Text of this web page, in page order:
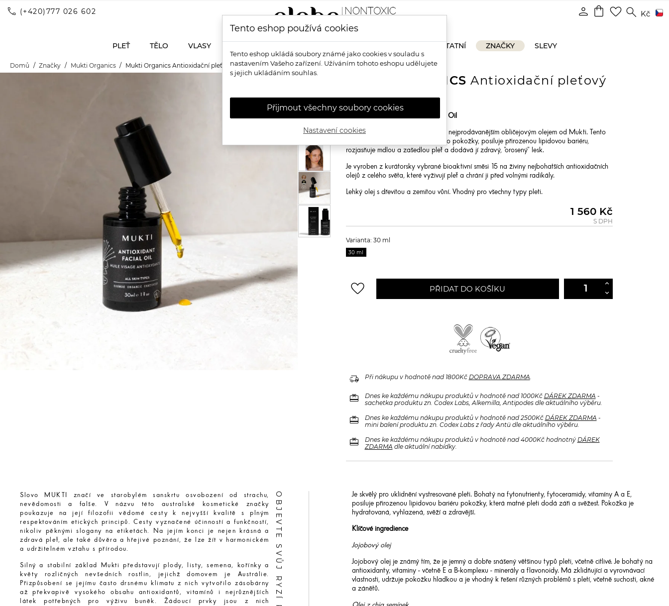
call (+420)777 026 602 shopping_bag favorite_border search Kč
person
PLEŤ TĚLO VLASY OSTATNÍ ZNAČKY SLEVY
Domů Značky Mukti Organics Mukti Organics Antioxidační pleťový olej
MUKTI ORGANICS Antioxidační pleťový
olej
Mukti Organics Antioxidant Facial Oil
Obnovte mladistvý jas a zářivost s nejprodávanějším obličejovým olejem od Mukti. Tento
lehký olej se okamžitě vstřebává do pokožky, posiluje přirozenou lipidovou bariéru,
rozjasňuje mdlou a zašedlou pleť a dodává jí zdravý, "orosený" lesk.
Je vyroben z kurátorsky vybrané bioaktivní směsi 15 na živiny nejbohatších antioxidačních
olejů z celého světa, které vyživují pleť a chrání ji před volnými radikály.
Lehký olej s dřevitou a zemitou vůní. Vhodný pro všechny typy pleti.
1 560 Kč
S DPH
Varianta: 30 ml
30 ml
favorite_border PŘIDAT DO KOŠÍKU
delivery_truck_speed Při nákupu v hodnotě nad 1800Kč DOPRAVA ZDARMA.
redeem Dnes ke každému nákupu produktů v hodnotě nad 1000Kč DÁREK ZDARMA -
sachetka produktu zn. Codex Labs, Alkemilla, Antipodes dle aktuálního výběru.
redeem Dnes ke každému nákupu produktů v hodnotě nad 2500Kč DÁREK ZDARMA -
mini balení produktu zn. Codex Labs z řady Antü dle aktuálního výběru.
redeem Dnes ke každému nákupu produktů v hodnotě nad 4000Kč hodnotný DÁREK
ZDARMA dle aktuální nabídky.
Slovo MUKTI značí ve starobylém sanskrtu osvobození od strachu,
nevědomosti a falše. V názvu této australské kosmetické značky
poukazuje na její filozofii vědomé cesty k nejvyšší kvalitě s plným
respektováním etických principů. Cesty vyznačené účinností a funkčností,
nikoliv pěknými slogany na etiketách. Na jejím konci je nejen krásná a
zdravá pleť, ale také důvěra a hřejivé poznání, že lze žít v harmonickém
a udržitelném vztahu s přírodou.
Silný a stabilní základ Mukti představují plody, listy, semena, kořínky a
květy rozličných nevšedních rostlin, jejichž domovem je Austrálie.
Přizpůsobení se jejímu často drsnému klimatu z nich vytvořilo zásobárny
až překvapivě vysokého obsahu antioxidantů, vitamínů i nejrůznějších
látek potřebných pro výživu buněk. Žádoucí prvky jsou z nich
OBJEVTE SVŮJ RYZÍ PŮVAB
Je skvělý pro uklidnění vystresované pleti. Bohatý na fytonutrienty, fytoceramidy, vitamíny A a E,
posiluje přirozenou lipidovou bariéru pokožky, která matné pleti dodá záři a svěžest. Pokožka je
hydratovaná, vyhlazená, svěží a zdravější.
Klíčové ingredience
Jojobový olej
Jojobový olej je známý tím, že je jemný a dobře snášený většinou typů pleti, včetně citlivé. Je bohatý na
antioxidanty, vitaminy - včetně E a B-komplexu - minerály a flavonoidy. Má zklidňující a vyrovnávací
vlastnosti, udržuje pokožku hladkou a je vhodný k řešení různých problémů s pletí, včetně suchosti, akné
a zánětů.
Tento eshop používá cookies
Tento eshop ukládá soubory známé jako cookies v souladu s
nastavením Vašeho zařízení. Užíváním tohoto eshopu udělujete
s jejich ukládáním souhlas.
Přijmout všechny soubory cookies
Nastavení cookies